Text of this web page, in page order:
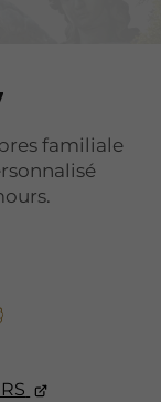
familiale